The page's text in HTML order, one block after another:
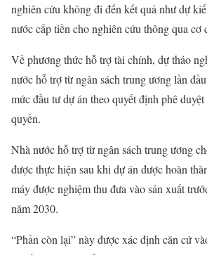
nghiên cứu không đi đến kết quả như dự
nước cấp tiền cho nghiên cứu thông qua cơ
Về phương thức hỗ trợ tài chính, dự thảo
nước hỗ trợ từ ngân sách trung ương lần
mức đầu tư dự án theo quyết định phê
quyền.
Nhà nước hỗ trợ từ ngân sách trung ương
được thực hiện sau khi dự án được hoàn
máy được nghiệm thu đưa vào sản xuất
năm 2030.
“Phần còn lại” này được xác định căn cứ